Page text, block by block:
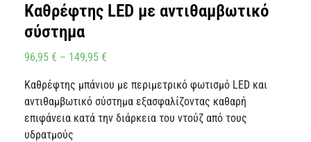
Καθρέφτης LED με αντιθαμβωτικό
σύστημα
96,95 € – 149,95 €
Καθρέφτης μπάνιου με περιμετρικό φωτισμό LED και
αντιθαμβωτικό σύστημα εξασφαλίζοντας καθαρή
επιφάνεια κατά την διάρκεια του ντούζ από τους
υδρατμούς